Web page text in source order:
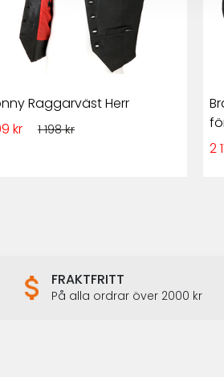
Raggarväst Herr
kr
1 198 kr
2
FRAKTFRITT
På alla ordrar över 2000 kr